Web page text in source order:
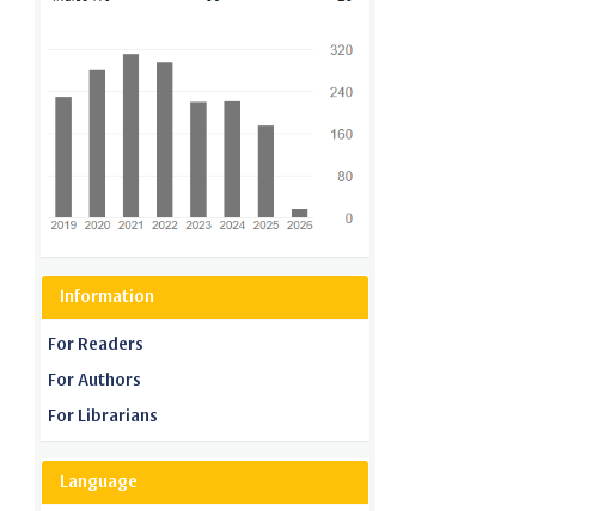
Information
For Readers
For Authors
For Librarians
Language